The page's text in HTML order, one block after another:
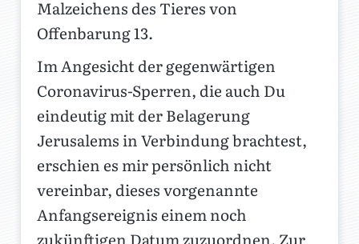
Malzeichens des Tieres von
Offenbarung 13.
Im Angesicht der gegenwärtigen
Coronavirus-Sperren, die auch Du
eindeutig mit der Belagerung
Jerusalems in Verbindung brachtest,
erschien es mir persönlich nicht
vereinbar, dieses vorgenannte
Anfangsereignis einem noch
zukünftigen Datum zuzuordnen. Zur